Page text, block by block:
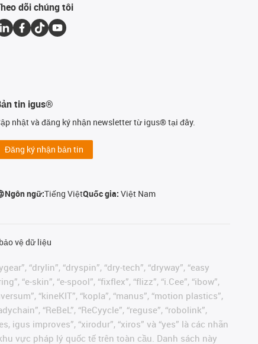
dõi chúng tôi
tin igus®
nhật và đăng ký nhận newsletter từ igus® tại đây.
Đăng ký nhận bản tin
Ngôn ngữ:Tiếng ViệtQuốc gia:Việt Nam
vệ dữ liệu
“drylin”, “dryspin”, “dry-tech”, “dryway”, “easy
“e-skin”, “e-spool”, “fixflex”, “flizz”, “i.Cee”, “ibow”,
“kineKIT”, “kopla”, “manus”, “motion plastics”,
“ReBeL”, “ReCyycle”, “reguse”, “robolink”,
igus improves”, “xirodur”, “xiros” và “yes” là các nhãn
vực pháp lý quốc tế trên toàn cầu. Danh sách này